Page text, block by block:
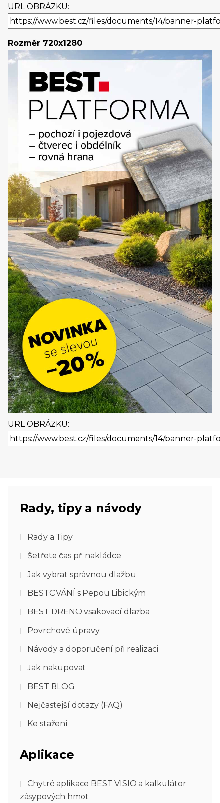
URL OBRÁZKU:
Rozměr 720x1280
URL OBRÁZKU:
Rady, tipy a návody
Rady a Tipy
Šetřete čas při nakládce
Jak vybrat správnou dlažbu
BESTOVÁNÍ s Pepou Libickým
BEST DRENO vsakovací dlažba
Povrchové úpravy
Návody a doporučení při realizaci
Jak nakupovat
BEST BLOG
Nejčastejší dotazy (FAQ)
Ke stažení
Aplikace
Chytré aplikace BEST VISIO a kalkulátor
zásypových hmot